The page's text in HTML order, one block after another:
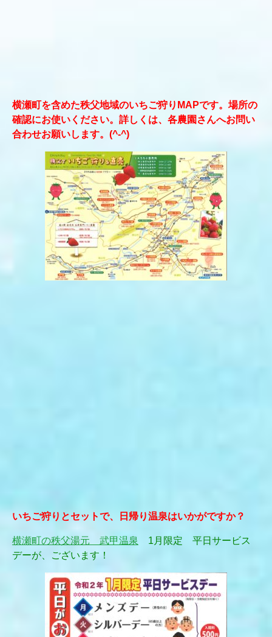
横瀬町を含めた秩父地域のいちご狩りMAPです。場所の
確認にお使いください。詳しくは、各農園さんへお問い
合わせお願いします。(^-^)
いちご狩りとセットで、日帰り温泉はいかがですか？
横瀬町の秩父湯元 武甲温泉
1月限定 平日サービス
デーが、ございます！